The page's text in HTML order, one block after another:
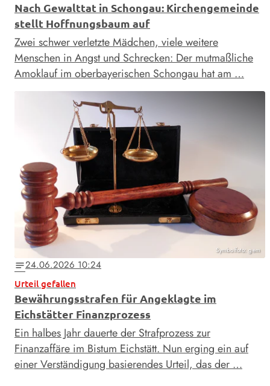
Nach Gewalttat in Schongau: Kirchengemeinde
stellt Hoffnungsbaum auf
Zwei schwer verletzte Mädchen, viele weitere
Menschen in Angst und Schrecken: Der mutmaßliche
Amoklauf im oberbayerischen Schongau hat am …
Symbolfoto: gem
notes24.06.2026 10:24
Urteil gefallen
Bewährungsstrafen für Angeklagte im
Eichstätter Finanzprozess
Ein halbes Jahr dauerte der Strafprozess zur
Finanzaffäre im Bistum Eichstätt. Nun erging ein auf
einer Verständigung basierendes Urteil, das der …